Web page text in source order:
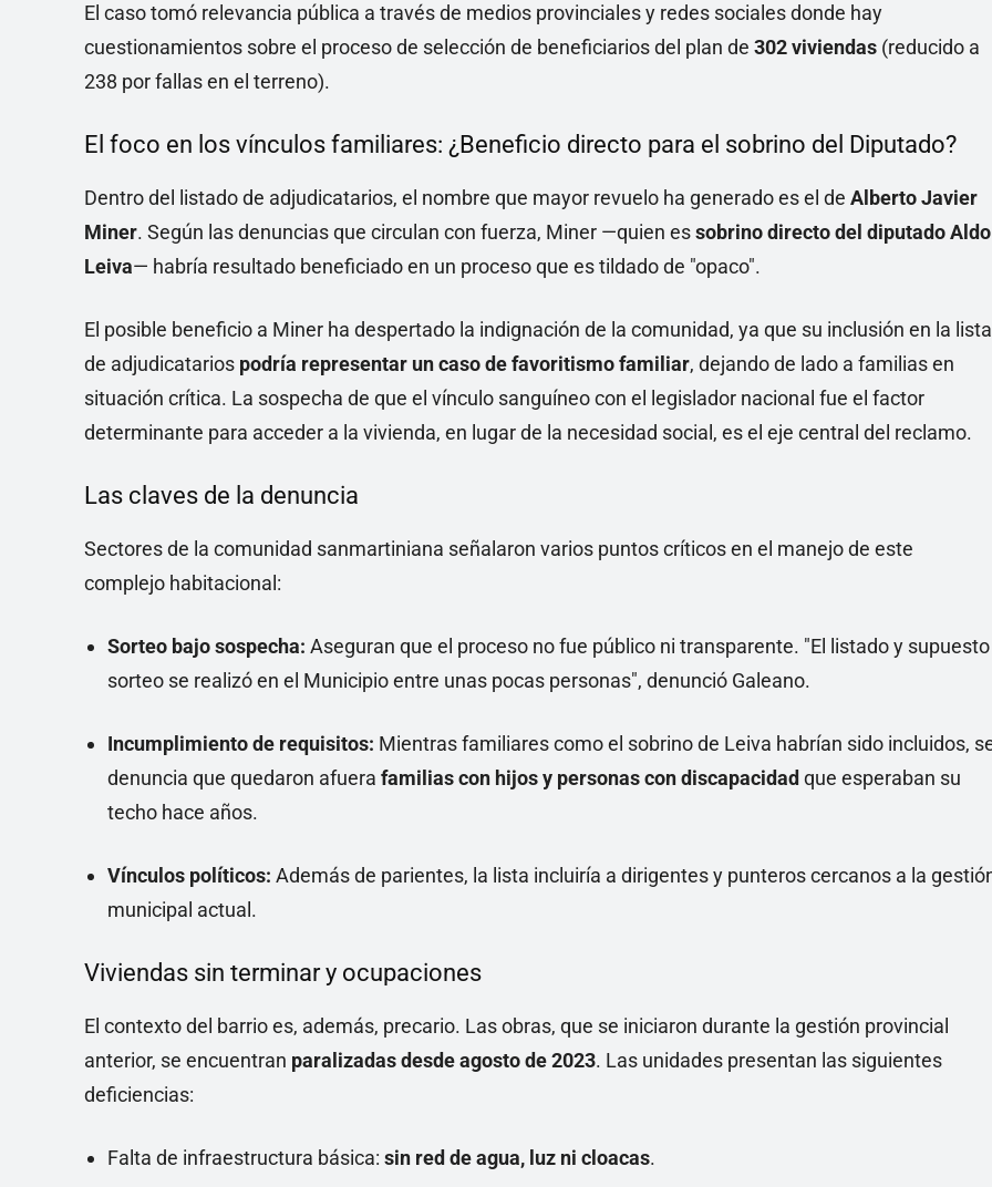
El caso tomó relevancia pública a través de medios provinciales y redes sociales donde hay
cuestionamientos sobre el proceso de selección de beneficiarios del plan de 302 viviendas (reducido a
238 por fallas en el terreno).
El foco en los vínculos familiares: ¿Beneficio directo para el sobrino del Diputado?
Dentro del listado de adjudicatarios, el nombre que mayor revuelo ha generado es el de Alberto Javier
Miner. Según las denuncias que circulan con fuerza, Miner —quien essobrino directo del diputado Aldo
Leiva— habría resultado beneficiado en un proceso que es tildado de "opaco".
El posible beneficio a Miner ha despertado la indignación de la comunidad, ya que su inclusión en la lista
de adjudicatarios podría representar un caso de favoritismo familiar, dejando de lado a familias en
situación crítica. La sospecha de que el vínculo sanguíneo con el legislador nacional fue el factor
determinante para acceder a la vivienda, en lugar de la necesidad social, es el eje central del reclamo.
Las claves de la denuncia
Sectores de la comunidad sanmartiniana señalaron varios puntos críticos en el manejo de este
complejo habitacional:
Sorteo bajo sospecha: Aseguran que el proceso no fue público ni transparente. "El listado y supuesto
sorteo se realizó en el Municipio entre unas pocas personas", denunció Galeano.
Incumplimiento de requisitos: Mientras familiares como el sobrino de Leiva habrían sido incluidos,
denuncia que quedaron afuera familias con hijos y personas con discapacidad que esperaban su
techo hace años.
Vínculos políticos: Además de parientes, la lista incluiría a dirigentes y punteros cercanos a la
municipal actual.
Viviendas sin terminar y ocupaciones
El contexto del barrio es, además, precario. Las obras, que se iniciaron durante la gestión provincial
anterior, se encuentran paralizadas desde agosto de 2023. Las unidades presentan las siguientes
deficiencias:
Falta de infraestructura básica: sin red de agua, luz ni cloacas.